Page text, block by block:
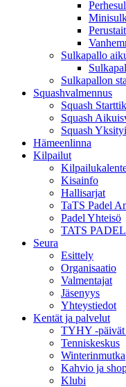
Sulkapallo
Sulkapallon
Squashvalmennus
Squash
Squash
Squash
Hämeenlinna
Kilpailut
Kisainfo
Hallisarjat
TaTS Padel
Padel Yhteisö
TATS
Seura
Esittely
Organisaatio
Valmentajat
Jäsenyys
Yhteystiedot
Kentät ja palvelut
TYHY -päivät
Tenniskeskus
Winterinmutka
Kahvio ja
Klubi